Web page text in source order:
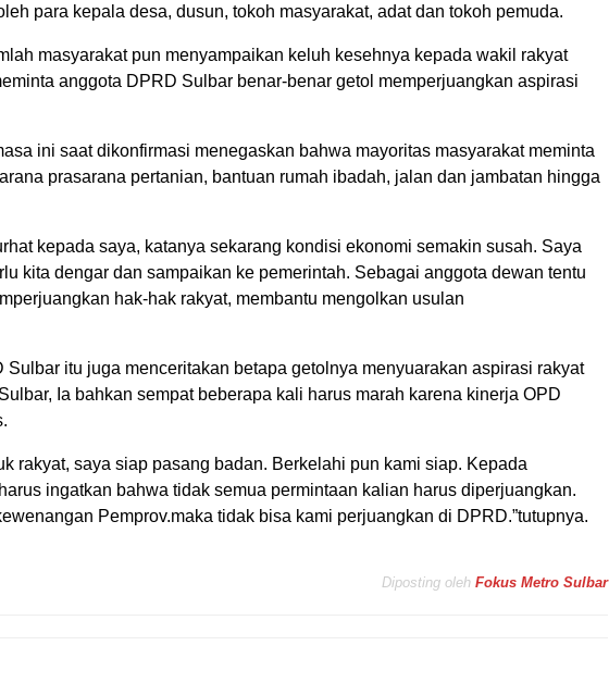
para kepala desa, dusun, tokoh masyarakat, adat dan tokoh pemuda.
masyarakat pun menyampaikan keluh kesehnya kepada wakil rakyat
anggota DPRD Sulbar benar-benar getol memperjuangkan aspirasi
ini saat dikonfirmasi menegaskan bahwa mayoritas masyarakat meminta
prasarana pertanian, bantuan rumah ibadah, jalan dan jambatan hingga
kepada saya, katanya sekarang kondisi ekonomi semakin susah. Saya
kita dengar dan sampaikan ke pemerintah. Sebagai anggota dewan tentu
hak-hak rakyat, membantu mengolkan usulan
Sulbar itu juga menceritakan betapa getolnya menyuarakan aspirasi rakyat
Ia bahkan sempat beberapa kali harus marah karena kinerja OPD
rakyat, saya siap pasang badan. Berkelahi pun kami siap. Kepada
ingatkan bahwa tidak semua permintaan kalian harus diperjuangkan.
Pemprov.maka tidak bisa kami perjuangkan di DPRD.”tutupnya.
Diposting oleh Fokus Metro Sulbar